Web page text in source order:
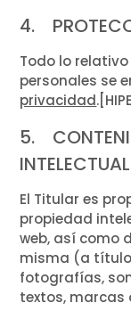
4.
Todo lo
personales se
privacidad
5.
El Titular es
propiedad
web, así como
misma (a
fotografías,
textos, marcas